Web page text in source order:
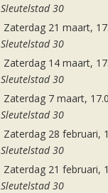
Sleutelstad 30
Zaterdag 21 maart,
Sleutelstad 30
Zaterdag 14 maart,
Sleutelstad 30
Zaterdag 7 maart,
Sleutelstad 30
Zaterdag 28 februari,
Sleutelstad 30
Zaterdag 21 februari,
Sleutelstad 30